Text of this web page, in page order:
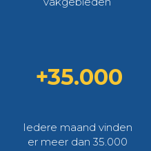
+35.000
Iedere maand vinden
er meer dan 35.000